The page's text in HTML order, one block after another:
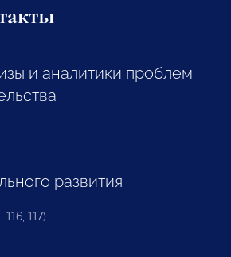
и аналитики проблем
развития
117)